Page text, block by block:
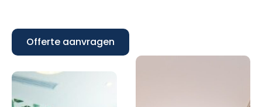
Offerte aanvragen